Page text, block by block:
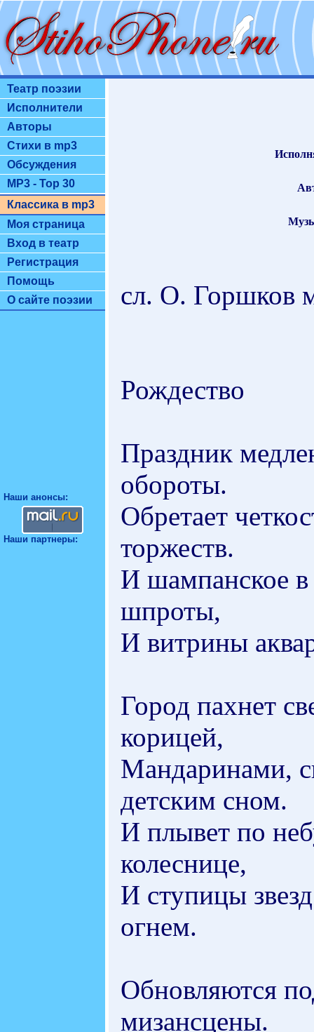
Театр поэзии
Исполнители
Авторы
Стихи в mp3
Обсуждения
MP3 - Top 30
Классика в mp3
Моя страница
Вход в театр
Регистрация
Помощь
О сайте поэзии
Наши анонсы:
Наши партнеры:
сл. О. Горшков
Рождество
Праздник
обороты.
Обретает
торжеств.
И шампанское в
шпроты,
И витрины
Город пахнет
корицей,
Мандаринами,
детским сном.
И плывет по
колеснице,
И ступицы
огнем.
Обновляются
мизансцены.